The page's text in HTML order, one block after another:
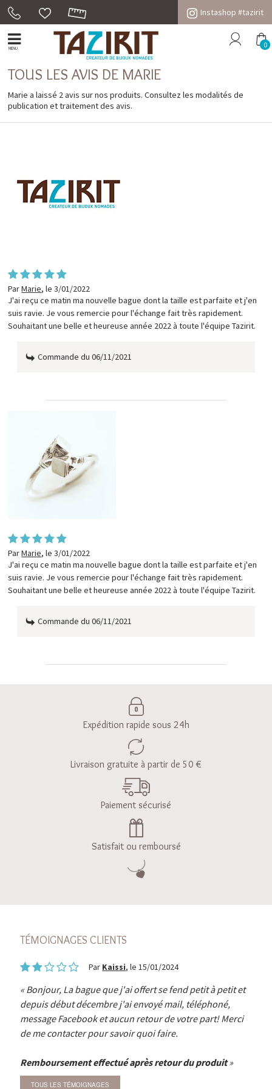
Instashop #tazirit
MENU 0
TOUS LES AVIS DE MARIE
Marie a laissé 2 avis sur nos produits. Consultez lesmodalités de
publication et traitement des avis.
ParMarie,le 3/01/2022
J'ai reçu ce matin ma nouvelle bague dont la taille est parfaite et j'en
suis ravie. Je vous remercie pour l'échange fait très rapidement.
Souhaitant une belle et heureuse année 2022 à toute l'équipe Tazirit.
Commande du 06/11/2021
ParMarie,le 3/01/2022
J'ai reçu ce matin ma nouvelle bague dont la taille est parfaite et j'en
suis ravie. Je vous remercie pour l'échange fait très rapidement.
Souhaitant une belle et heureuse année 2022 à toute l'équipe Tazirit.
Commande du 06/11/2021
Expédition rapide sous 24h
Livraison gratuite à partir de 50 €
Paiement sécurisé
Satisfait ou remboursé
TÉMOIGNAGES CLIENTS
Par Kaissi, le 15/01/2024
Bonjour, La bague que j'ai offert se fend petit à petit et
depuis début décembre j'ai envoyé mail, téléphoné,
message Facebook et aucun retour de votre part! Merci
de me contacter pour savoir quoi faire.
Remboursement effectué après retour du produit
TOUS LES TÉMOIGNAGES